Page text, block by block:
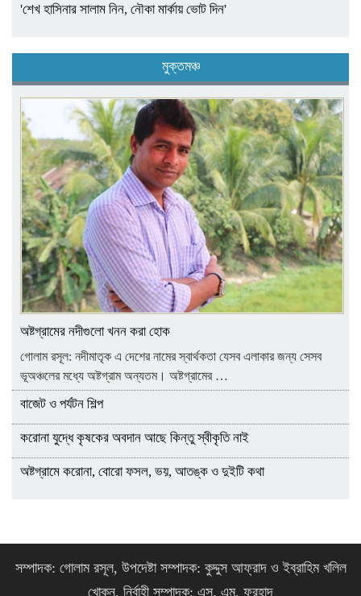
'শেখ হাসিনার সালাম নিন, নৌকা মার্কায় ভোট দিন'
মুক্তমঞ্চ
অষ্টগ্রামের নদীগুলো খনন করা হোক
গোলাম রসূল: নদীমাতৃক এ দেশের নামের স্বার্থকতা যেসব এলাকার জন্য সেসব
ভূঅঞ্চলের মধ্যে অষ্টগ্রাম অন্যতম। অষ্টগ্রামের …
বাজেট ও পর্যটন শিল্প
করোনা যুদ্ধে কৃষকের অবদান আছে কিন্তু স্বীকৃতি নাই
অষ্টগ্রামে করোনা, বোরো ফসল, ভয়, আতঙ্ক ও দুইটি কথা
সম্পাদক: গোলাম রসূল, উপদেষ্টা সম্পাদক: কুদ্দুস আফ্রাদ ও ইব্রাহিম খলিল
খোকন, নির্বাহী সম্পাদক: এস. এম. ফরহাদ